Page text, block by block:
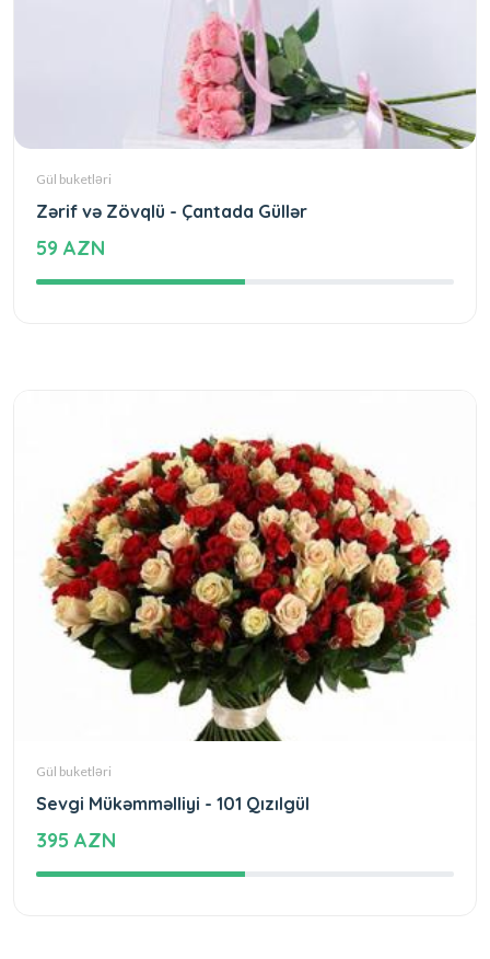
Gül buketləri
Zərif və Zövqlü - Çantada Güllər
59 AZN
Gül buketləri
Sevgi Mükəmməlliyi - 101 Qızılgül
395 AZN